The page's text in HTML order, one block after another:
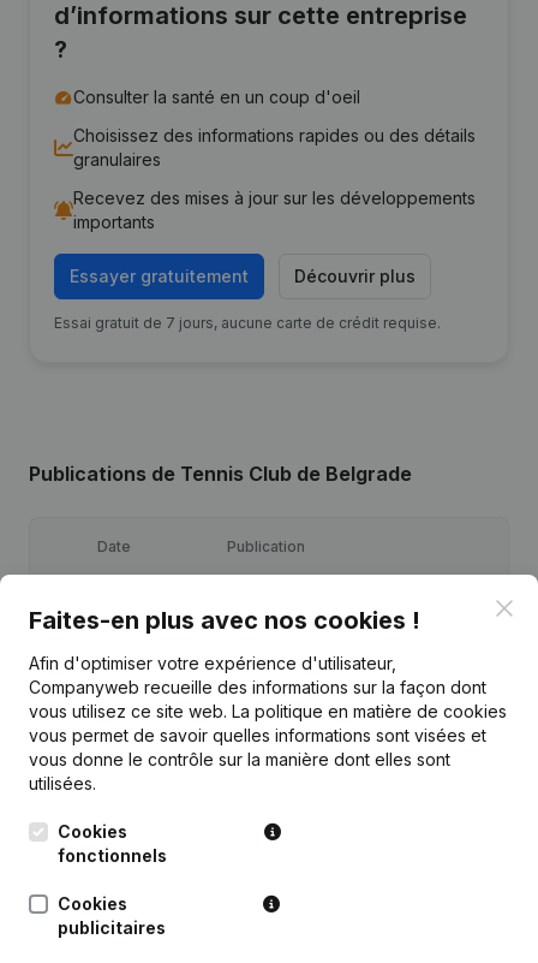
d’informations sur cette entreprise
?
Consulter la santé en un coup d'oeil
Choisissez des informations rapides ou des détails
granulaires
Recevez des mises à jour sur les développements
importants
Essayer gratuitement Découvrir plus
Essai gratuit de 7 jours, aucune carte de crédit requise.
Publications de Tennis Club de Belgrade
Date Publication
23-09-2024 Demissions, Nominations
07-03-2024 Demissions, Nominations
20-08-2021
Faites-en plus avec nos cookies !
Afin d'optimiser votre expérience d'utilisateur,
Companyweb recueille des informations sur la façon dont
vous utilisez ce site web. La politique en matière de cookies
vous permet de savoir quelles informations sont visées et
vous donne le contrôle sur la manière dont elles sont
utilisées.
Cookies
fonctionnels
Cookies
publicitaires